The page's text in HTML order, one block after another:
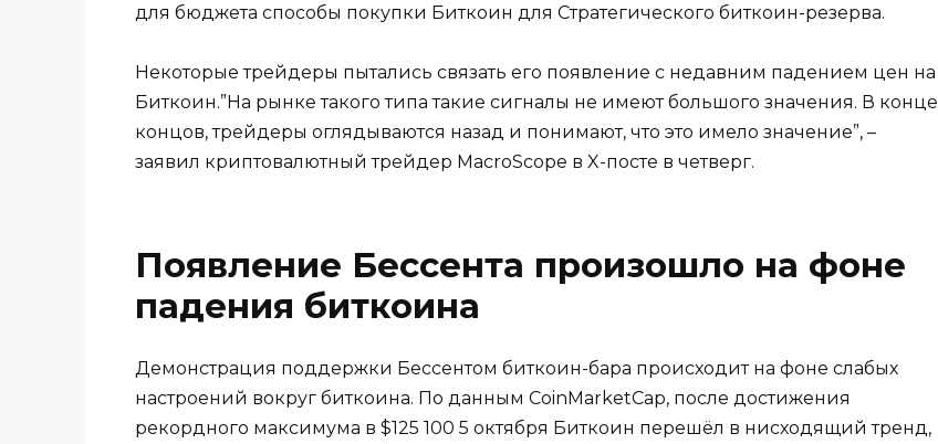
для бюджета способы покупки Биткоин для Стратегического биткоин-резерва.
Некоторые трейдеры пытались связать его появление с недавним падением цен на
Биткоин.”На рынке такого типа такие сигналы не имеют большого значения. В конце
концов, трейдеры оглядываются назад и понимают, что это имело значение”, –
заявил криптовалютный трейдер MacroScope в X-посте в четверг.
Появление Бессента произошло на фоне
падения биткоина
Демонстрация поддержки Бессентом биткоин-бара происходит на фоне слабых
настроений вокруг биткоина. По данным CoinMarketCap, после достижения
рекордного максимума в $125 100 5 октября Биткоин перешёл в нисходящий тренд,